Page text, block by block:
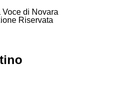
di Novara
Riservata